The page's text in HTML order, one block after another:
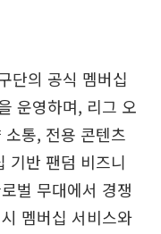
단의 공식 멤버십
운영하며, 리그 오
통, 전용 콘텐츠
기반 팬덤 비즈니
벌 무대에서 경쟁
멤버십 서비스와